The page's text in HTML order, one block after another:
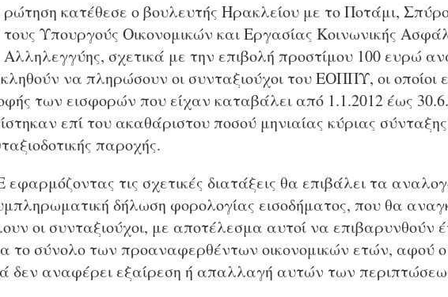
ρώτηση κατέθεσε ο βουλευτής Ηρακλείου με το Ποτάμι,
τους Υπουργούς Οικονομικών και Εργασίας Κοινωνικής
Αλληλεγγύης, σχετικά με την επιβολή προστίμου 100 ευρώ
να πληρώσουν οι συνταξιούχοι του ΕΟΠΠΥ, οι οποίοι
των εισφορών που είχαν καταβάλει από 1.1.2012 έως
επί του ακαθάριστου ποσού μηνιαίας κύριας
παροχής.
τις σχετικές διατάξεις θα επιβάλει τα
δήλωση φορολογίας εισοδήματος, που θα
οι συνταξιούχοι, με αποτέλεσμα αυτοί να επιβαρυνθούν
το σύνολο των προαναφερθέντων οικονομικών ετών, αφού
δεν αναφέρει εξαίρεση ή απαλλαγή αυτών των